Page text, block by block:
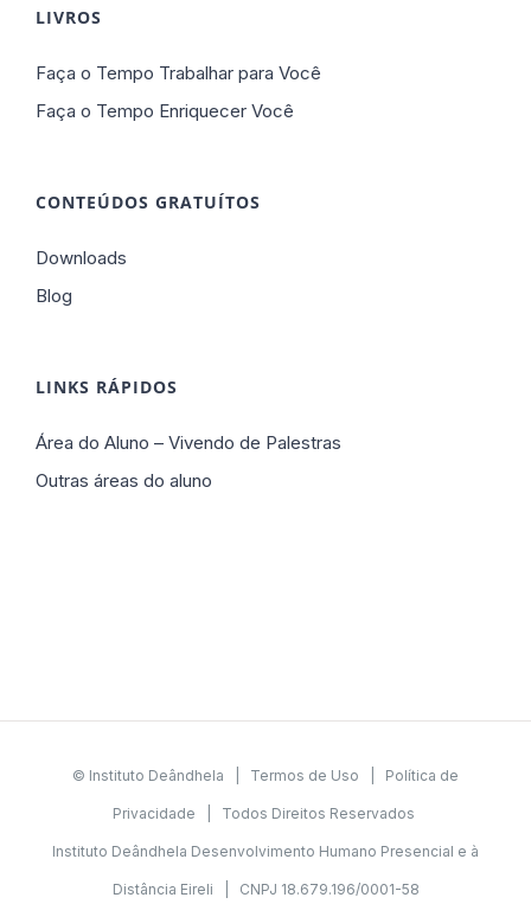
LIVROS
Faça o Tempo Trabalhar para Você
Faça o Tempo Enriquecer Você
CONTEÚDOS GRATUÍTOS
Downloads
Blog
LINKS RÁPIDOS
Área do Aluno – Vivendo de Palestras
Outras áreas do aluno
© Instituto Deândhela | Termos de Uso Política de
Privacidade | Todos Direitos Reservados
Instituto Deândhela Desenvolvimento Humano Presencial e à
Distância Eireli | CNPJ 18.679.196/0001-58